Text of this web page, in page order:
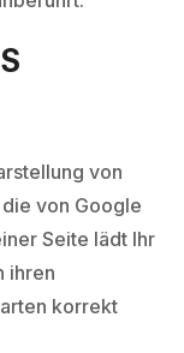
von
von Google
Seite lädt Ihr
ihren
korrekt